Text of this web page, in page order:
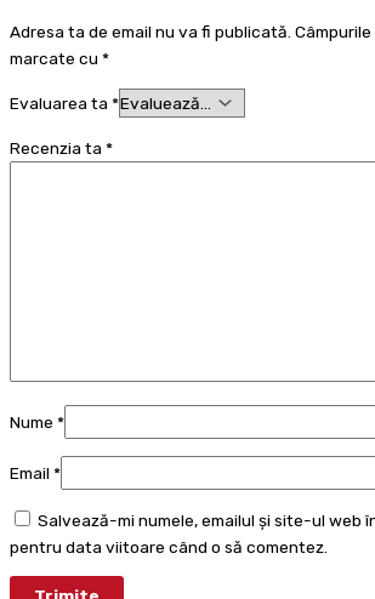
Adresa ta de email nu va fi publicată.
marcate cu *
Evaluarea ta *
Recenzia ta *
Nume *
Email *
Salvează-mi numele, emailul și site-ul web
pentru data viitoare când o să comentez.